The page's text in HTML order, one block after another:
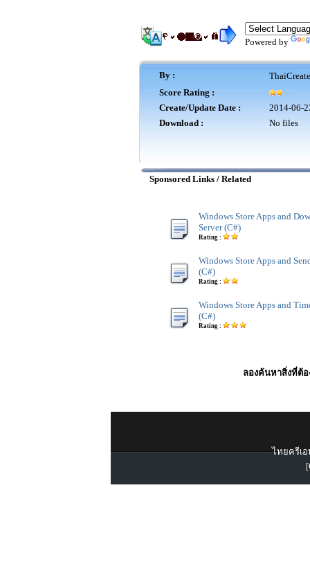
Powered by
By :
Score Rating :
Create/Update Date :
2014-06-
Download :
No files
Sponsored Links / Related
Windows Store Apps and
Server (C#)
Rating :
Windows Store Apps and
(C#)
Rating :
Windows Store Apps and
(C#)
Rating :
ลองค้นหาสิ่งที่ต้อ
ไทยครีเอ
[